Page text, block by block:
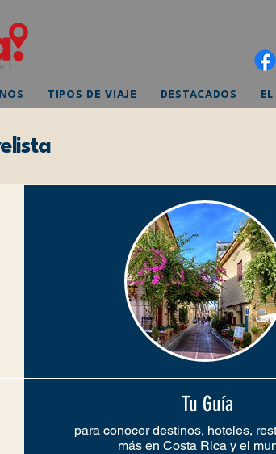
TIPOS DE VIAJE DESTACADOS
Tu Guía
para conocer destinos, hoteles,
más en Costa Rica y el